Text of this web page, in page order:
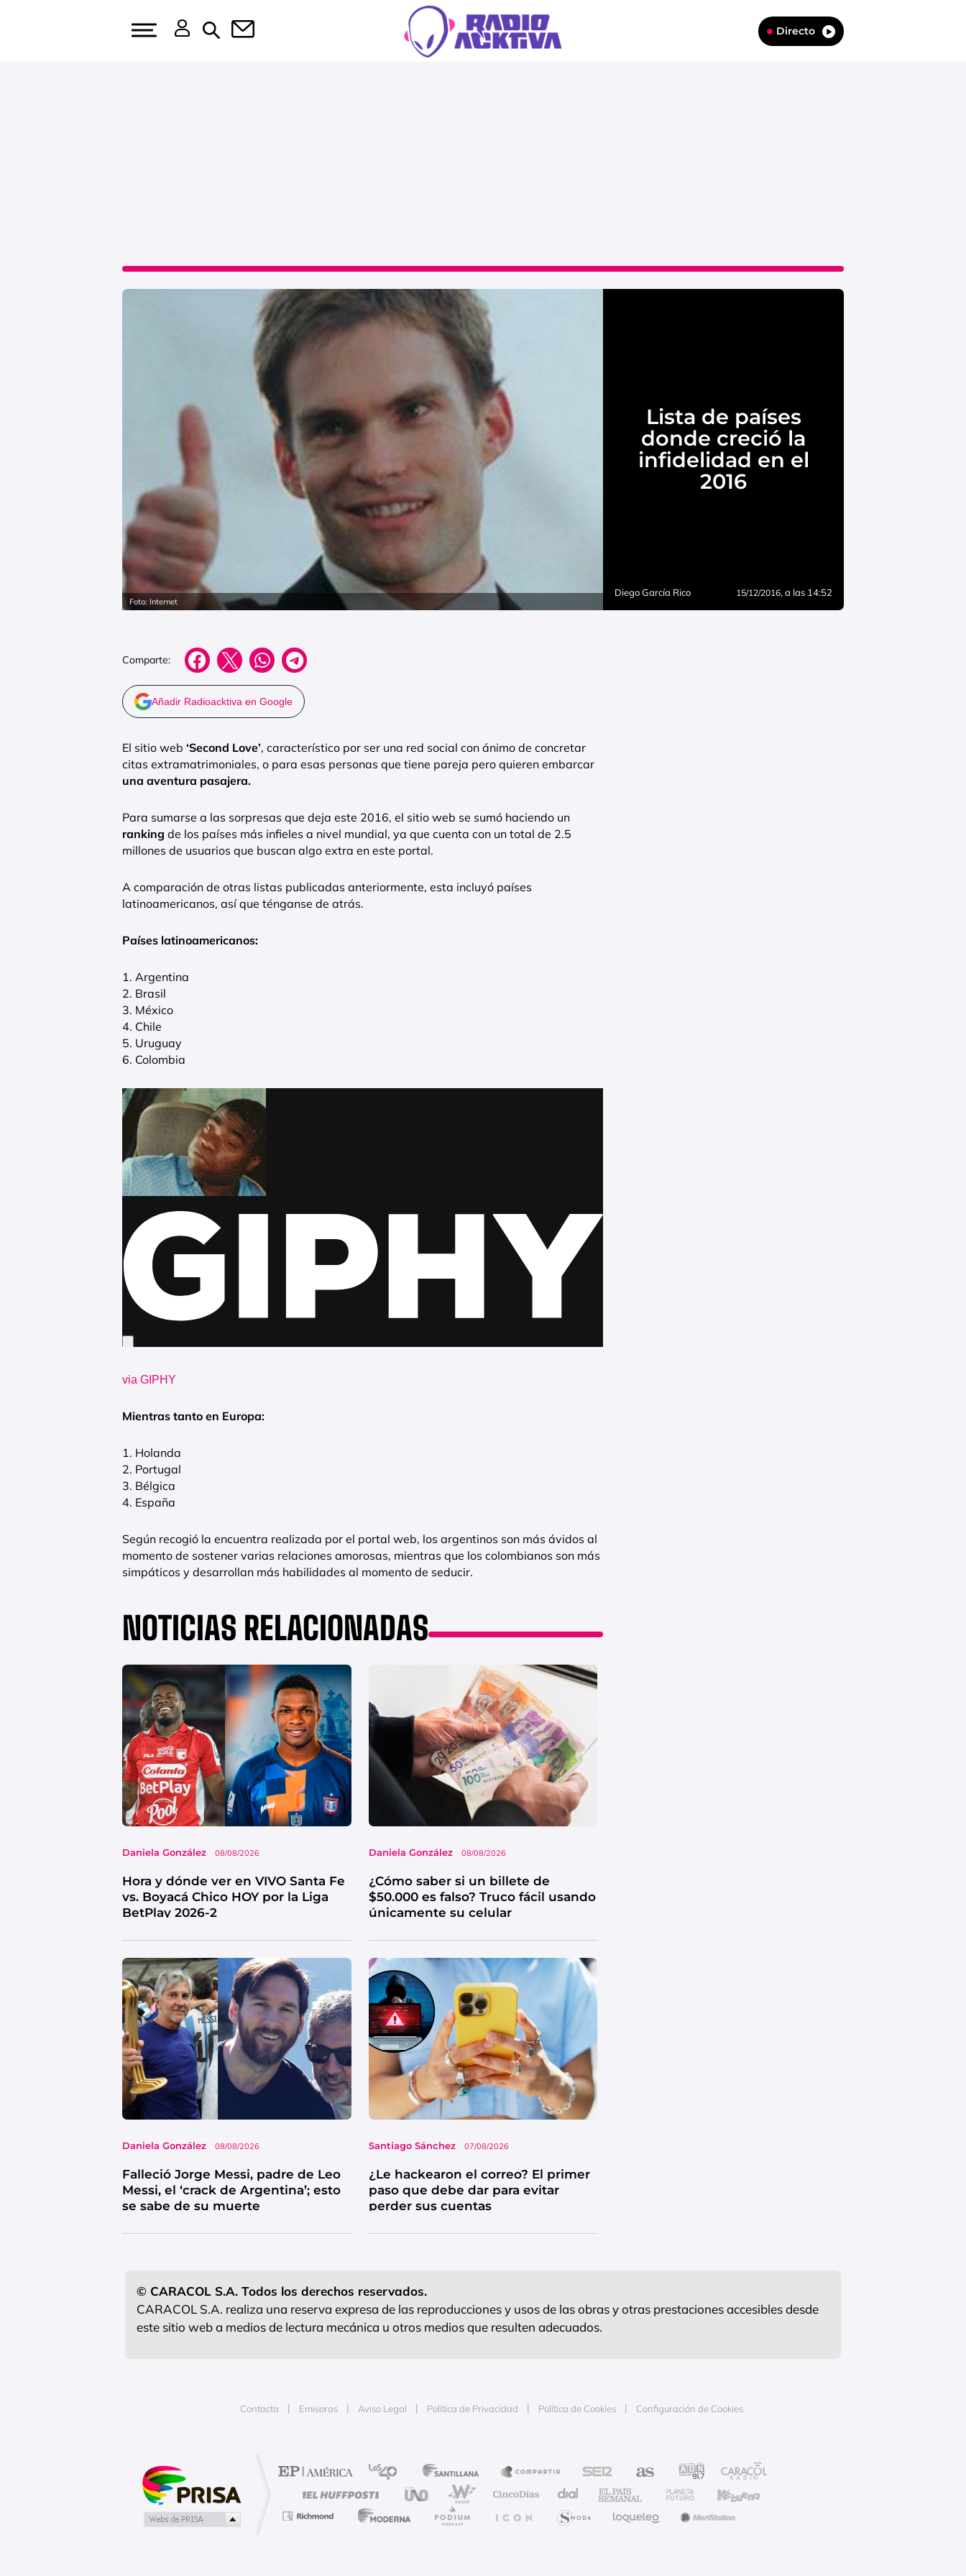
Directo
Foto: Internet
Lista de países
donde creció la
infidelidad en el
2016
Diego García Rico 15/12/2016, a las 14:52
Comparte:
Añadir Radioacktiva en Google
El sitio web ‘Second Love’, característico por ser una red social con ánimo de concretar
citas extramatrimoniales, o para esas personas que tiene pareja pero quieren embarcar
una aventura pasajera.
Para sumarse a las sorpresas que deja este 2016, el sitio web se sumó haciendo un
ranking de los países más infieles a nivel mundial, ya que cuenta con un total de 2.5
millones de usuarios que buscan algo extra en este portal.
A comparación de otras listas publicadas anteriormente, esta incluyó países
latinoamericanos, así que ténganse de atrás.
Países latinoamericanos:
1. Argentina
2. Brasil
3. México
4. Chile
5. Uruguay
6. Colombia
via GIPHY
Mientras tanto en Europa:
1. Holanda
2. Portugal
3. Bélgica
4. España
Según recogió la encuentra realizada por el portal web, los argentinos son más ávidos al
momento de sostener varias relaciones amorosas, mientras que los colombianos son más
simpáticos y desarrollan más habilidades al momento de seducir.
NOTICIAS RELACIONADAS
Daniela González 08/08/2026
Hora y dónde ver en VIVO Santa Fe
vs. Boyacá Chico HOY por la Liga
BetPlay 2026-2
Daniela González 08/08/2026
¿Cómo saber si un billete de
$50.000 es falso? Truco fácil usando
únicamente su celular
Daniela González 08/08/2026
Falleció Jorge Messi, padre de Leo
Messi, el ‘crack de Argentina’; esto
se sabe de su muerte
Santiago Sánchez 07/08/2026
¿Le hackearon el correo? El primer
paso que debe dar para evitar
perder sus cuentas
© CARACOL S.A. Todos los derechos reservados.
CARACOL S.A. realiza una reserva expresa de las reproducciones y usos de las obras y otras prestaciones accesibles desde
este sitio web a medios de lectura mecánica u otros medios que resulten adecuados.
Contacta Emisoras Aviso Legal Política de Privacidad Política de Cookies Configuración de Cookies